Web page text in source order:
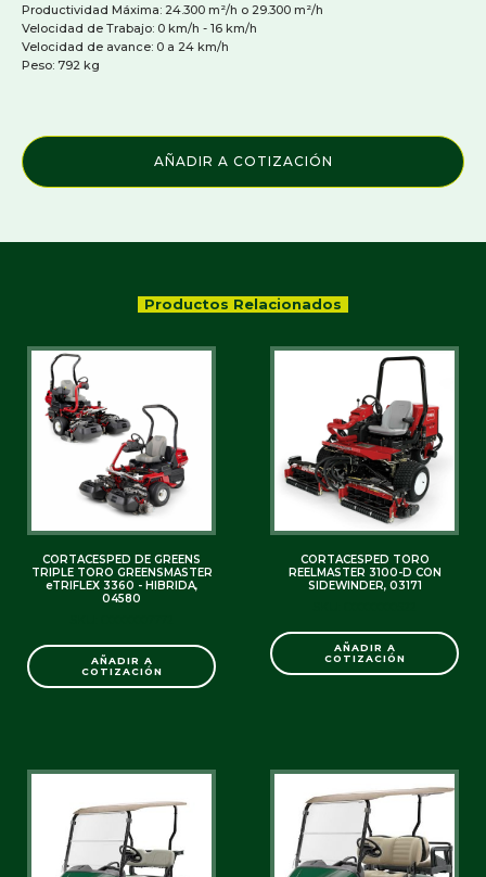
Productividad Máxima: 24.300 m²/h o 29.300 m²/h
Velocidad de Trabajo: 0 km/h - 16 km/h
Velocidad de avance: 0 a 24 km/h
Peso: 792 kg
AÑADIR A COTIZACIÓN
Productos Relacionados
CORTACESPED DE GREENS
TRIPLE TORO GREENSMASTER
eTRIFLEX 3360 - HIBRIDA,
04580
AÑADIR A
COTIZACIÓN
CORTACESPED TORO
REELMASTER 3100-D CON
SIDEWINDER, 03171
AÑADIR A
COTIZACIÓN